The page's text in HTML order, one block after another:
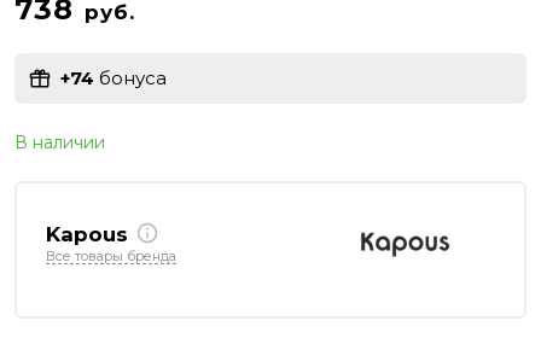
738 руб.
+74 бонуса
В наличии
Kapous
Все товары бренда